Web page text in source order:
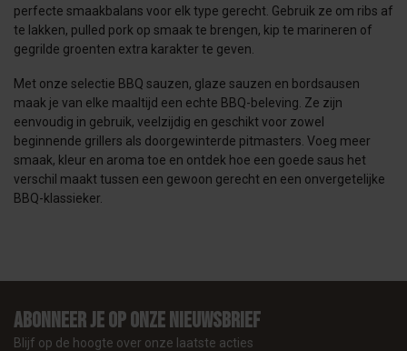
perfecte smaakbalans voor elk type gerecht. Gebruik ze om ribs af
te lakken, pulled pork op smaak te brengen, kip te marineren of
gegrilde groenten extra karakter te geven.
Met onze selectie BBQ sauzen, glaze sauzen en bordsausen
maak je van elke maaltijd een echte BBQ-beleving. Ze zijn
eenvoudig in gebruik, veelzijdig en geschikt voor zowel
beginnende grillers als doorgewinterde pitmasters. Voeg meer
smaak, kleur en aroma toe en ontdek hoe een goede saus het
verschil maakt tussen een gewoon gerecht en een onvergetelijke
BBQ-klassieker.
Abonneer je op onze nieuwsbrief
Blijf op de hoogte over onze laatste acties